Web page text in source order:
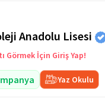
Anadolu Lisesi
Görmek İçin Giriş Yap!
Yaz Okulu